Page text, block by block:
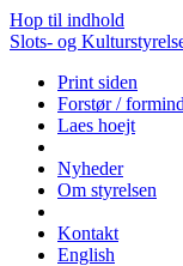
Hop til indhold
Slots- og
Print siden
Forstør /
Laes hoejt
Nyheder
Om styrelsen
Kontakt
English